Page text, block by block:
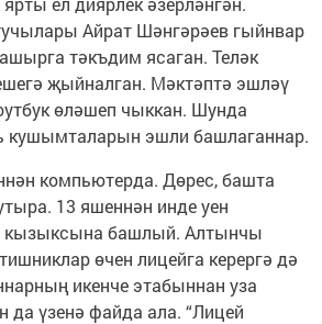
Айрат Шәнгәрәев гыйнвар
тәкъдим ясаган. Теләк
җыйналган. Мәктәптә эшләү
өләшеп чыккан. Шунда
кушымталарын эшли башлаганнар.
компьютерда. Дөрес, башта
13 яшеннән инде уен
кызыксына башлый. Алтынчы
өчен лицейга керергә дә
икенче этабыннан уза
үзенә файда ала. “Лицей